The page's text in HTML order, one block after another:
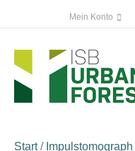
Mein Konto
Start/ Impulstomograph